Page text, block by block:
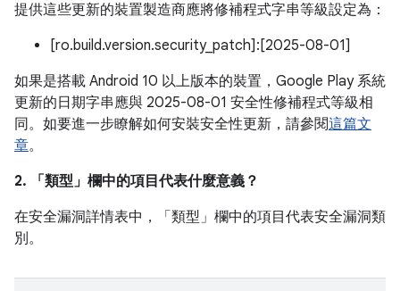
提供這些更新的裝置製造商應將修補程式字串等級設定為：
[ro.build.version.security_patch]:[2025-08-01]
如果是搭載 Android 10 以上版本的裝置，Google Play 系統
更新的日期字串應與 2025-08-01 安全性修補程式等級相
同。如要進一步瞭解如何安裝安全性更新，請參閱這篇文
章。
2. 「類型」 欄中的項目代表什麼意義？
在安全漏洞詳情表中，「類型」 欄中的項目代表安全漏洞類
別。